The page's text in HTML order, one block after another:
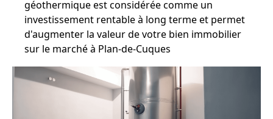
géothermique est considérée comme un
investissement rentable à long terme et permet
d'augmenter la valeur de votre bien immobilier
sur le marché à Plan-de-Cuques